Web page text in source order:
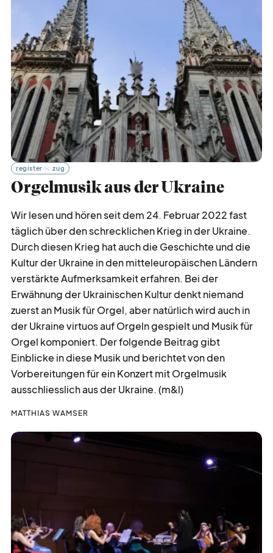
lebendig
gott feiern
auf gefallen
lese zeichen
klang voll
blick fang
ohren schmaus
treff punkt
druuf gschtoosse
kalender blatt
gesucht gefunden
register zug
Orgelmusik aus der Ukraine
Wir lesen und hören seit dem 24. Februar 2022 fast
täglich über den schrecklichen Krieg in der Ukraine.
Durch diesen Krieg hat auch die Geschichte und die
Kultur der Ukraine in den mitteleuropäischen Ländern
verstärkte Aufmerksamkeit erfahren. Bei der
Erwähnung der Ukrainischen Kultur denkt niemand
zuerst an Musik für Orgel, aber natürlich wird auch in
der Ukraine virtuos auf Orgeln gespielt und Musik für
Orgel komponiert. Der folgende Beitrag gibt
Einblicke in diese Musik und berichtet von den
Vorbereitungen für ein Konzert mit Orgelmusik
ausschliesslich aus der Ukraine. (m&l)
MATTHIAS WAMSER